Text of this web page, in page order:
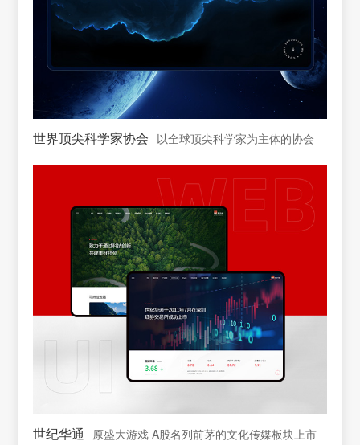
世界顶尖科学家协会 以全球顶尖科学家为主体的协会
世纪华通 原盛大游戏 A股名列前茅的文化传媒板块上市